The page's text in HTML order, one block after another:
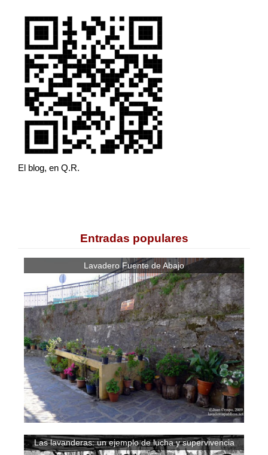
El blog, en Q.R.
Entradas populares
Lavadero Fuente de Abajo
Las lavanderas: un ejemplo de lucha y supervivencia